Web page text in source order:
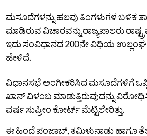
ಮಸೂದೆಗಳನ್ನು ಹಲವು ತಿಂಗಳುಗಳ ಬಳಿಕ
ಮಾಡಿರುವ ವಿಚಾರವನ್ನು ರಾಜ್ಯಪಾಲರು
ಇದು ಸಂವಿಧಾನದ 200ನೇ ವಿಧಿಯ
ಹೇಳಿದೆ.
ವಿಧಾನಸಭೆ ಅಂಗೀಕರಿಸಿದ ಮಸೂದೆಗಳಿಗೆ
ಖಾನ್ ವಿಳಂಬ ಮಾಡುತ್ತಿರುವುದನ್ನು
ವರ್ಷ ಸುಪ್ರೀಂ ಕೋರ್ಟ್ ಮೆಟ್ಟಿಲೇರಿತ್ತು.
ಈ ಹಿಂದೆ ಪಂಜಾಬ್, ತಮಿಳುನಾಡು ಹಾಗೂ